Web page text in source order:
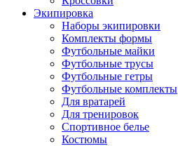
Экипировка
Наборы экипировки
Комплекты формы
Футбольные майки
Футбольные трусы
Футбольные гетры
Футбольные комплекты
Для вратарей
Для тренировок
Спортивное белье
Костюмы